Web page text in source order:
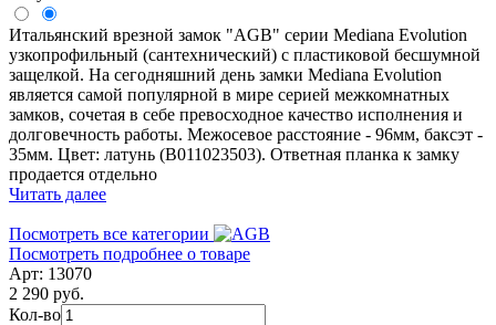
Итальянский врезной замок "AGB" серии Mediana Evolution
узкопрофильный (сантехнический) с пластиковой бесшумной
защелкой. На сегодняшний день замки Mediana Evolution
является самой популярной в мире серией межкомнатных
замков, сочетая в себе превосходное качество исполнения и
долговечность работы. Межосевое расстояние - 96мм, баксэт -
35мм. Цвет: латунь (B011023503). Ответная планка к замку
продается отдельно
Читать далее
Посмотреть все категории
Посмотреть подробнее о товаре
Арт: 13070
2 290 руб.
Кол-во